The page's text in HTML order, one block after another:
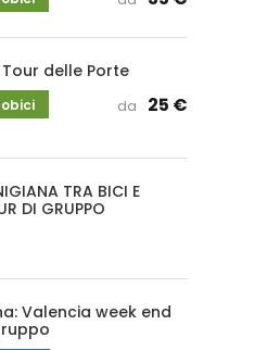
Tour delle Porte
da 25 €
TRA BICI E
DI GRUPPO
Valencia week end